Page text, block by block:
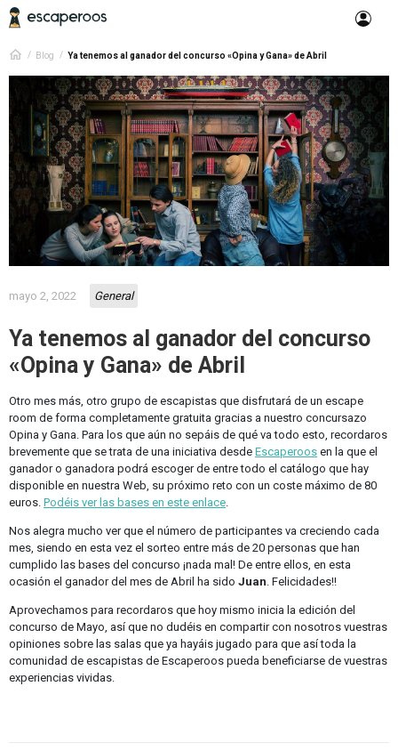
Blog Ya tenemos al ganador del concurso «Opina y Gana» de Abril
mayo 2, 2022 General
Ya tenemos al ganador del concurso
«Opina y Gana» de Abril
Otro mes más, otro grupo de escapistas que disfrutará de un escape
room de forma completamente gratuita gracias a nuestro concursazo
Opina y Gana. Para los que aún no sepáis de qué va todo esto, recordaros
brevemente que se trata de una iniciativa desde Escaperoos en la que el
ganador o ganadora podrá escoger de entre todo el catálogo que hay
disponible en nuestra Web, su próximo reto con un coste máximo de 80
euros. Podéis ver las bases en este enlace
Nos alegra mucho ver que el número de participantes va creciendo cada
mes, siendo en esta vez el sorteo entre más de 20 personas que han
cumplido las bases del concurso ¡nada mal! De entre ellos, en esta
ocasión el ganador del mes de Abril ha sido Juan . Felicidades!!
Aprovechamos para recordaros que hoy mismo inicia la edición del
concurso de Mayo, así que no dudéis en compartir con nosotros vuestras
opiniones sobre las salas que ya hayáis jugado para que así toda la
comunidad de escapistas de Escaperoos pueda beneficiarse de vuestras
experiencias vividas.